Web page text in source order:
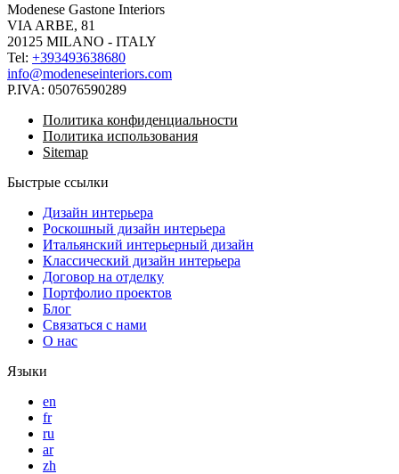
Modenese Gastone Interiors
VIA ARBE, 81
20125 MILANO - ITALY
Tel: +393493638680
info@modeneseinteriors.com
P.IVA: 05076590289
Политика конфиденциальности
Политика использования
Sitemap
Быстрые ссылки
Дизайн интерьера
Роскошный дизайн интерьера
Итальянский интерьерный дизайн
Классический дизайн интерьера
Договор на отделку
Портфолио проектов
Блог
Связаться с нами
О нас
Языки
en
fr
ru
ar
zh